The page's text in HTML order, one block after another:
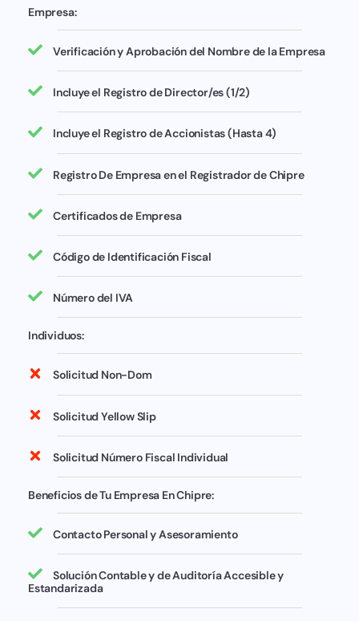
Empresa:
Verificación y Aprobación del Nombre de la Empresa
Incluye el Registro de Director/es (1/2)
Incluye el Registro de Accionistas (Hasta 4)
Registro De Empresa en el Registrador de Chipre
Certificados de Empresa
Código de Identificación Fiscal
Número del IVA
Individuos:
Solicitud Non-Dom
Solicitud Yellow Slip
Solicitud Número Fiscal Individual
Beneficios de Tu Empresa En Chipre:
Contacto Personal y Asesoramiento
Solución Contable y de Auditoría Accesible y
Estandarizada